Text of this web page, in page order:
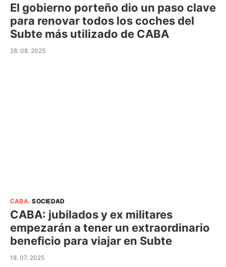
El gobierno porteño dio un paso clave
para renovar todos los coches del
Subte más utilizado de CABA
28. 08. 2025
CABA.SOCIEDAD
CABA: jubilados y ex militares
empezarán a tener un extraordinario
beneficio para viajar en Subte
18. 07. 2025